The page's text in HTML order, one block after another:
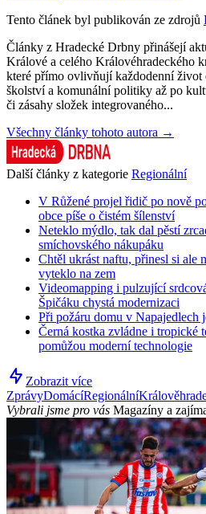
Tento článek byl publikován ze zdrojů
Články z Hradecké Drbny přinášejí
Králové a celého Královéhradeckého
které přímo ovlivňují každodenní život
školství a komunální politiky až po
či zásahy složek integrovaného...
Všechny články tohoto autora →
Další články z kategorie Regionální
V Růžené projel řidič po nově
obce píše o čistém šílenství
Neteklo mýdlo, tak dal pěstí
smíchovského nákupáku
Chtěl ukrást naftu, přinesl si ale
vyteklo na zem
Videomapping i pulzující
Špičáku chystá modernizaci
Při požáru domu v Napajedlech
Černá kostka zvládne i tropické
pomůžou moderní technologie
Zobrazit více
ZprávyDomácíRegionální
Vybrali jsme pro vás Magazíny a